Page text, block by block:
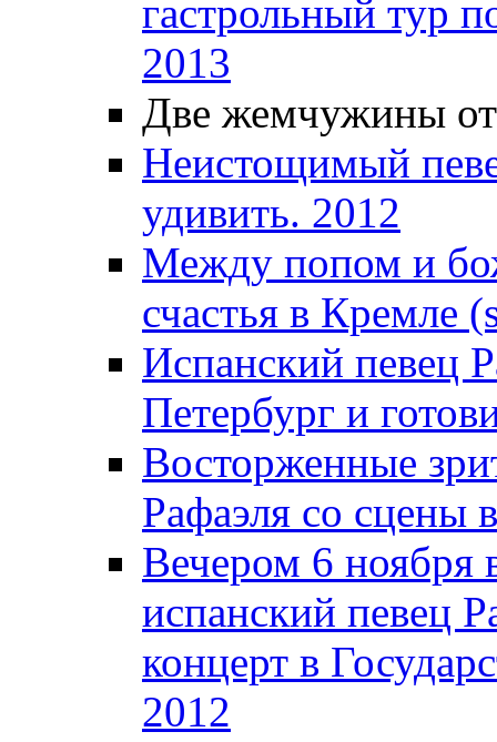
гастрольный тур
2013
Две жемчужины
Неистощимый
удивить. 2012
Между попом и
счастья в Кремле
Испанский певец
Петербург и
Восторженные
Рафаэля со сцены
Вечером 6
испанский певец
концерт в
2012